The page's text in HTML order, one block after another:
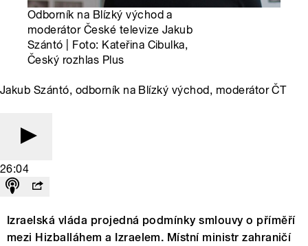
Odborník na Blízký východ a
moderátor České televize Jakub
Szántó | Foto: Kateřina Cibulka,
Český rozhlas Plus
Jakub Szántó, odborník na Blízký východ, moderátor ČT
26:04
Izraelská vláda projedná podmínky smlouvy o příměří
mezi Hizballáhem a Izraelem. Místní ministr zahraničí